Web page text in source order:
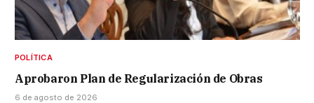
POLÍTICA
Aprobaron Plan de Regularización de Obras
6 de agosto de 2026